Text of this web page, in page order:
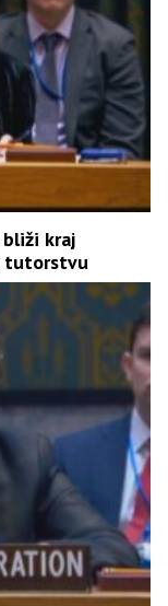
bliži kraj
tutorstvu